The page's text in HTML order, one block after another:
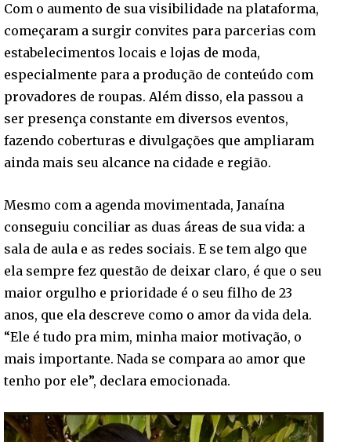
Com o aumento de sua visibilidade na plataforma,
começaram a surgir convites para parcerias com
estabelecimentos locais e lojas de moda,
especialmente para a produção de conteúdo com
provadores de roupas. Além disso, ela passou a
ser presença constante em diversos eventos,
fazendo coberturas e divulgações que ampliaram
ainda mais seu alcance na cidade e região.
Mesmo com a agenda movimentada, Janaína
conseguiu conciliar as duas áreas de sua vida: a
sala de aula e as redes sociais. E se tem algo que
ela sempre fez questão de deixar claro, é que o seu
maior orgulho e prioridade é o seu filho de 23
anos, que ela descreve como o amor da vida dela.
“Ele é tudo pra mim, minha maior motivação, o
mais importante. Nada se compara ao amor que
tenho por ele”, declara emocionada.